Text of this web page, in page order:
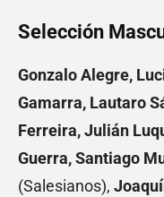
Selección
Gonzalo Alegre,
Gamarra, Lautaro
Ferreira, Julián
Guerra, Santiago
(Salesianos),